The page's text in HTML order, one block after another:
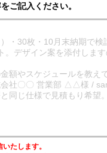
ご記入ください。
たします。